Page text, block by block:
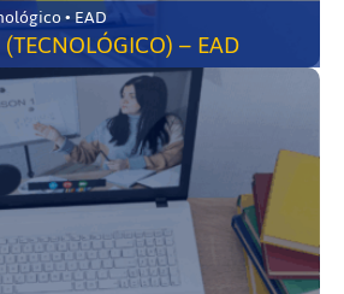
Divinópolis-MG • Tecnológico • EAD
– EAD